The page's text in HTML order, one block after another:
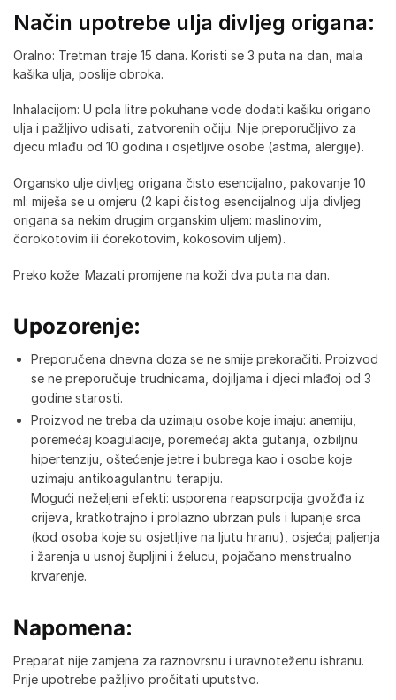
Način upotrebe ulja divljeg origana:
Oralno: Tretman traje 15 dana. Koristi se 3 puta na dan, mala
kašika ulja, poslije obroka.
Inhalacijom: U pola litre pokuhane vode dodati kašiku origano
ulja i pažljivo udisati, zatvorenih očiju. Nije preporučljivo za
djecu mlađu od 10 godina i osjetljive osobe (astma, alergije).
Organsko ulje divljeg origana čisto esencijalno, pakovanje 10
ml: miješa se u omjeru (2 kapi čistog esencijalnog ulja divljeg
origana sa nekim drugim organskim uljem: maslinovim,
čorokotovim ili ćorekotovim, kokosovim uljem).
Preko kože: Mazati promjene na koži dva puta na dan.
Upozorenje:
Preporučena dnevna doza se ne smije prekoračiti. Proizvod
se ne preporučuje trudnicama, dojiljama i djeci mlađoj od 3
godine starosti.
Proizvod ne treba da uzimaju osobe koje imaju: anemiju,
poremećaj koagulacije, poremećaj akta gutanja, ozbiljnu
hipertenziju, oštećenje jetre i bubrega kao i osobe koje
uzimaju antikoagulantnu terapiju.
Mogući neželjeni efekti: usporena reapsorpcija gvožđa iz
crijeva, kratkotrajno i prolazno ubrzan puls i lupanje srca
(kod osoba koje su osjetljive na ljutu hranu), osjećaj paljenja
i žarenja u usnoj šupljini i želucu, pojačano menstrualno
krvarenje.
Napomena:
Preparat nije zamjena za raznovrsnu i uravnoteženu ishranu.
Prije upotrebe pažljivo pročitati uputstvo.